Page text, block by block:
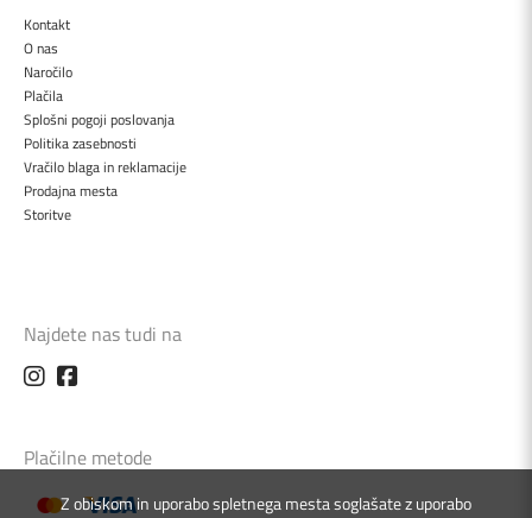
Kontakt
O nas
Naročilo
Plačila
Splošni pogoji poslovanja
Politika zasebnosti
Vračilo blaga in reklamacije
Prodajna mesta
Storitve
Najdete nas tudi na
Plačilne metode
Z obiskom in uporabo spletnega mesta soglašate z uporabo